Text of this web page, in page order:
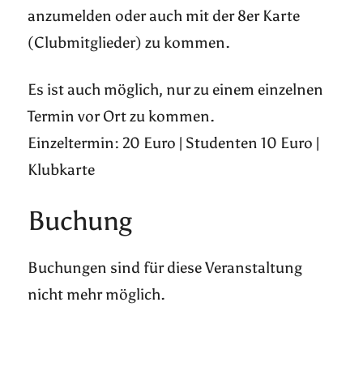
anzumelden oder auch mit der 8er Karte
(Clubmitglieder) zu kommen.
Es ist auch möglich, nur zu einem einzelnen
Termin vor Ort zu kommen.
Einzeltermin: 20 Euro | Studenten 10 Euro |
Klubkarte
Buchung
Buchungen sind für diese Veranstaltung
nicht mehr möglich.